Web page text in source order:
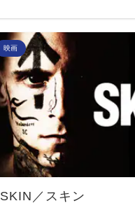
映画
SKIN／スキン